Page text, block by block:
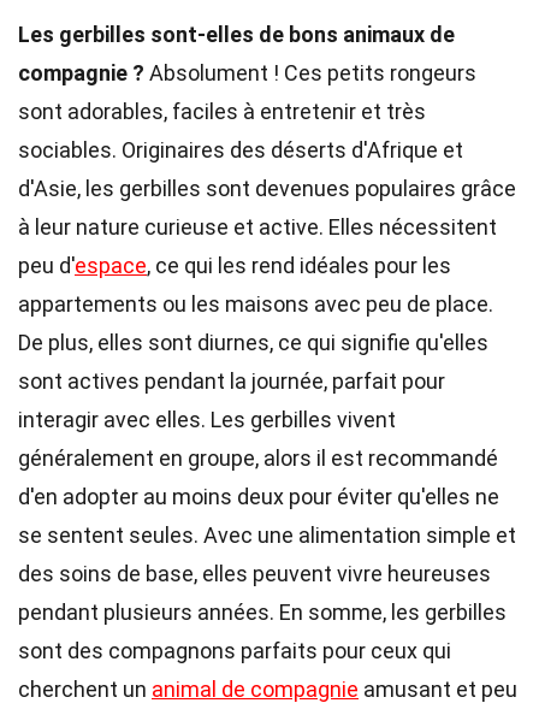
Les gerbilles sont-elles de bons animaux de
compagnie ? Absolument ! Ces petits rongeurs
sont adorables, faciles à entretenir et très
sociables. Originaires des déserts d'Afrique et
d'Asie, les gerbilles sont devenues populaires grâce
à leur nature curieuse et active. Elles nécessitent
peu d'espace, ce qui les rend idéales pour les
appartements ou les maisons avec peu de place.
De plus, elles sont diurnes, ce qui signifie qu'elles
sont actives pendant la journée, parfait pour
interagir avec elles. Les gerbilles vivent
généralement en groupe, alors il est recommandé
d'en adopter au moins deux pour éviter qu'elles ne
se sentent seules. Avec une alimentation simple et
des soins de base, elles peuvent vivre heureuses
pendant plusieurs années. En somme, les gerbilles
sont des compagnons parfaits pour ceux qui
cherchent un animal de compagnie amusant et peu